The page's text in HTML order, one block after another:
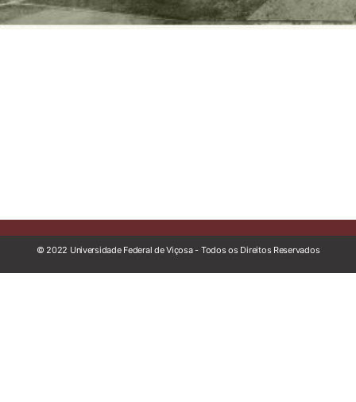
© 2022 Universidade Federal de Viçosa - Todos os Direitos Reservados